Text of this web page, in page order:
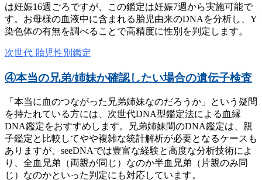
は妊娠16週ごろですが、この鑑定は妊娠7週から実施可能で
す。お母様の血液中に含まれる胎児由来のDNAを分析し、Y
染色体の有無を調べることで高精度に性別を判定します。
次世代 胎児性別鑑定
④本当の兄弟/姉妹か確認したい場合の遺伝子検査
「本当に血のつながった兄弟姉妹なのだろうか」という疑問
を持たれている方には、次世代DNA型鑑定法による血縁
DNA鑑定をおすすめします。兄弟姉妹間のDNA鑑定は、親
子鑑定と比較してやや複雑な統計解析が必要となるケースも
ありますが、seeDNAでは豊富な経験と高度な分析技術によ
り、全血兄弟（両親が同じ）なのか半血兄弟（片親のみ同
じ）なのかといった判定にも対応しています。